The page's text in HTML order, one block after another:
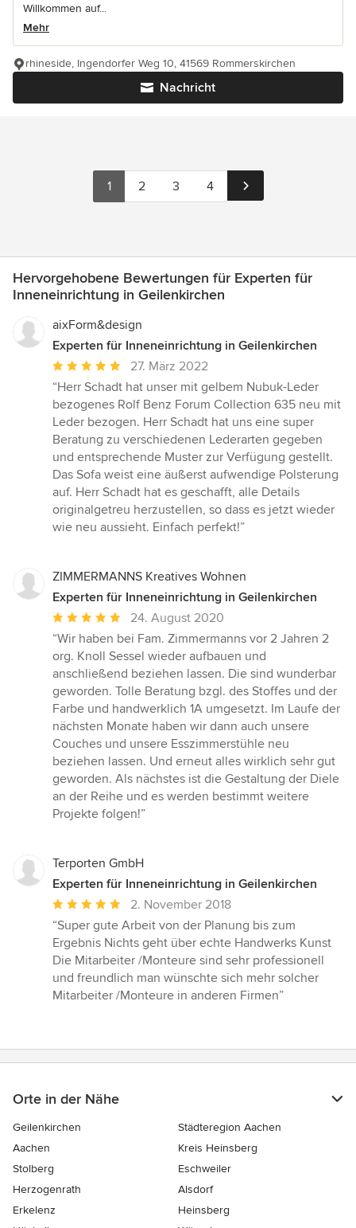
Willkommen auf...
Mehr
Nachricht
rhineside, Ingendorfer Weg 10, 41569 Rommerskirchen
1 2 3 4
Hervorgehobene Bewertungen für Experten für
Inneneinrichtung in Geilenkirchen
aixForm&design
Experten für Inneneinrichtung in Geilenkirchen
Durchschnittliche
Bewertung:
5
von
5
Sternen
27. März 2022
“Herr Schadt hat unser mit gelbem Nubuk-Leder
bezogenes Rolf Benz Forum Collection 635 neu mit
Leder bezogen. Herr Schadt hat uns eine super
Beratung zu verschiedenen Lederarten gegeben
und entsprechende Muster zur Verfügung gestellt.
Das Sofa weist eine äußerst aufwendige Polsterung
auf. Herr Schadt hat es geschafft, alle Details
originalgetreu herzustellen, so dass es jetzt wieder
wie neu aussieht. Einfach perfekt!”
ZIMMERMANNS Kreatives Wohnen
Experten für Inneneinrichtung in Geilenkirchen
Durchschnittliche
Bewertung:
5
von
5
Sternen
24. August 2020
“Wir haben bei Fam. Zimmermanns vor 2 Jahren 2
org. Knoll Sessel wieder aufbauen und
anschließend beziehen lassen. Die sind wunderbar
geworden. Tolle Beratung bzgl. des Stoffes und der
Farbe und handwerklich 1A umgesetzt. Im Laufe der
nächsten Monate haben wir dann auch unsere
Couches und unsere Esszimmerstühle neu
beziehen lassen. Und erneut alles wirklich sehr gut
geworden. Als nächstes ist die Gestaltung der Diele
an der Reihe und es werden bestimmt weitere
Projekte folgen!”
Terporten GmbH
Experten für Inneneinrichtung in Geilenkirchen
Durchschnittliche
Bewertung:
5
von
5
Sternen
2. November 2018
“Super gute Arbeit von der Planung bis zum
Ergebnis Nichts geht über echte Handwerks Kunst
Die Mitarbeiter /Monteure sind sehr professionell
und freundlich man wünschte sich mehr solcher
Mitarbeiter /Monteure in anderen Firmen”
Orte in der Nähe
Geilenkirchen
Städteregion Aachen
Aachen
Kreis Heinsberg
Stolberg
Eschweiler
Herzogenrath
Alsdorf
Erkelenz
Heinsberg